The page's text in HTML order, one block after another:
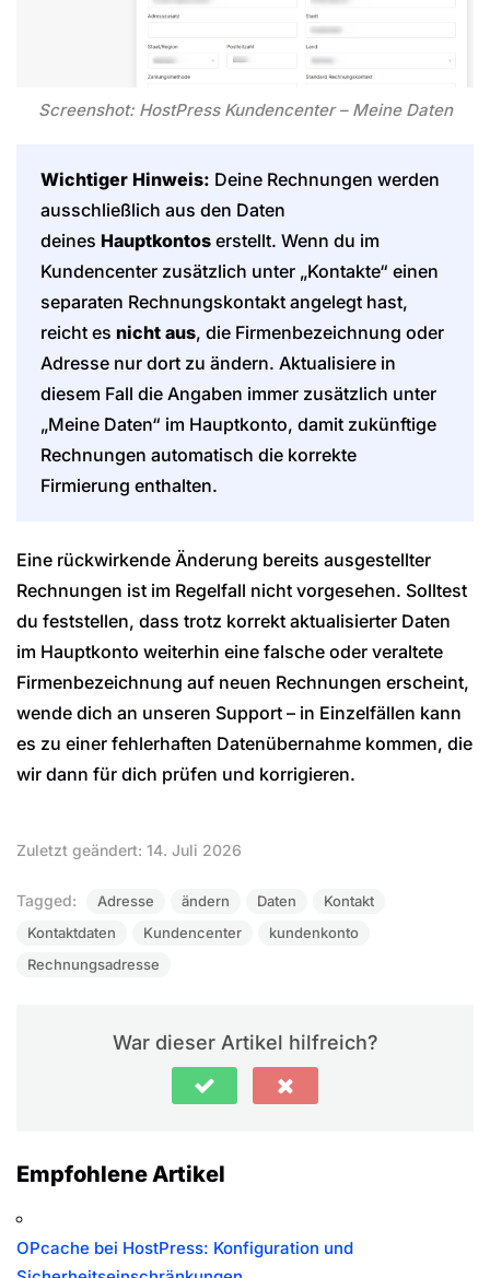
Screenshot: HostPress Kundencenter – Meine Daten
Wichtiger Hinweis: Deine Rechnungen werden
ausschließlich aus den Daten
deinesHauptkontos erstellt. Wenn du im
Kundencenter zusätzlich unter „Kontakte“ einen
separaten Rechnungskontakt angelegt hast,
reicht esnicht aus, die Firmenbezeichnung oder
Adresse nur dort zu ändern. Aktualisiere in
diesem Fall die Angaben immer zusätzlich unter
„Meine Daten“ im Hauptkonto, damit zukünftige
Rechnungen automatisch die korrekte
Firmierung enthalten.
Eine rückwirkende Änderung bereits ausgestellter
Rechnungen ist im Regelfall nicht vorgesehen. Solltest
du feststellen, dass trotz korrekt aktualisierter Daten
im Hauptkonto weiterhin eine falsche oder veraltete
Firmenbezeichnung auf neuen Rechnungen erscheint,
wende dich an unseren Support – in Einzelfällen kann
es zu einer fehlerhaften Datenübernahme kommen, die
wir dann für dich prüfen und korrigieren.
Zuletzt geändert: 14. Juli 2026
Tagged: Adresse ändern Daten
Kontakt
Kontaktdaten
Kundencenter
kundenkonto
Rechnungsadresse
War dieser Artikel hilfreich?
Empfohlene Artikel
OPcache bei HostPress: Konfiguration und